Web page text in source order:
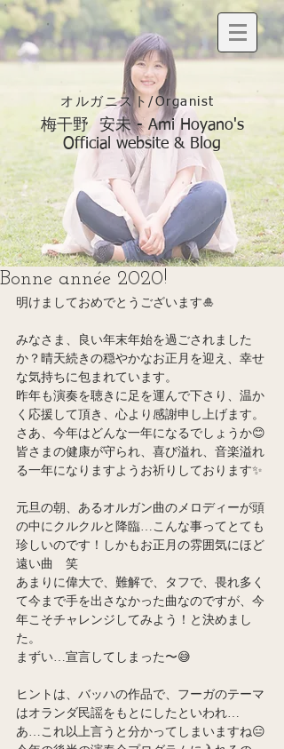
オルガニスト/Organist
梅干野 安未 - Ami Hoyano's
Official website & Blog
Bonne année 2020!
明けましておめでとうございます🎍
みなさま、良い年末年始を過ごされました
か？晴天続きの穏やかなお正月を迎え、幸せ
な気持ちに包まれています。
昨年も演奏を聴きに足を運んで下さり、温か
く応援して頂き、心より感謝申し上げます。
さあ、今年はどんな一年になるでしょうか😊
皆さまの健康が守られ、喜び溢れ、音楽溢れ
る一年になりますようお祈りしております✨
元旦の朝、あるオルガン曲のメロディーが頭
の中にクルクルと降臨…こんな事ってとても
珍しいのです！しかもお正月の雰囲気にほど
遠い曲　笑
あまりに偉大で、難解で、タフで、畏れ多く
て今まで手を出さなかった曲なのですが、今
年こそチャレンジしてみよう！と決めまし
た。
まずい…宣言してしまった〜😅
ヒントは、バッハの作品で、フーガのテーマ
はオランダ民謡をもとにしたといわれ…
あ…これ以上言うと分かってしまいますね😑